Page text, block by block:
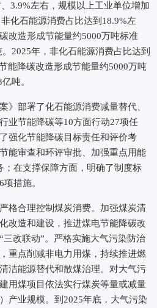
3.9%左右，规模以上工业单位增加
化石能源消费占比达到18.9%左
改造形成节能量约5000万吨标准
2025年，非化石能源消费占比达到
能降碳改造形成节能量约5000万吨
吨。
》部署了化石能源消费减量替代、
业节能降碳等10方面行动27项任
强化节能降碳目标责任和评价考
能审查和环评审批、加强重点用能
；在支撑保障方面，明确了制度标
措施。
格合理控制煤炭消费。加强煤炭清
改造和建设，推进煤电节能降碳改
改联动”。严格实施大气污染防治
重点削减非电力用煤，持续推进燃
洁能源替代和散煤治理。对大气污
用煤项目依法实行煤炭等量或减量
产业规模。到2025年底，大气污染